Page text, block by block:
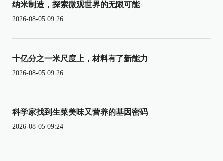
纳米制造，探索微观世界的无限可能
2026-08-05 09:26
十亿分之一米尺度上，材料有了新能力
2026-08-05 09:26
科学家找到生菜美味又营养的基因密码
2026-08-05 09:24